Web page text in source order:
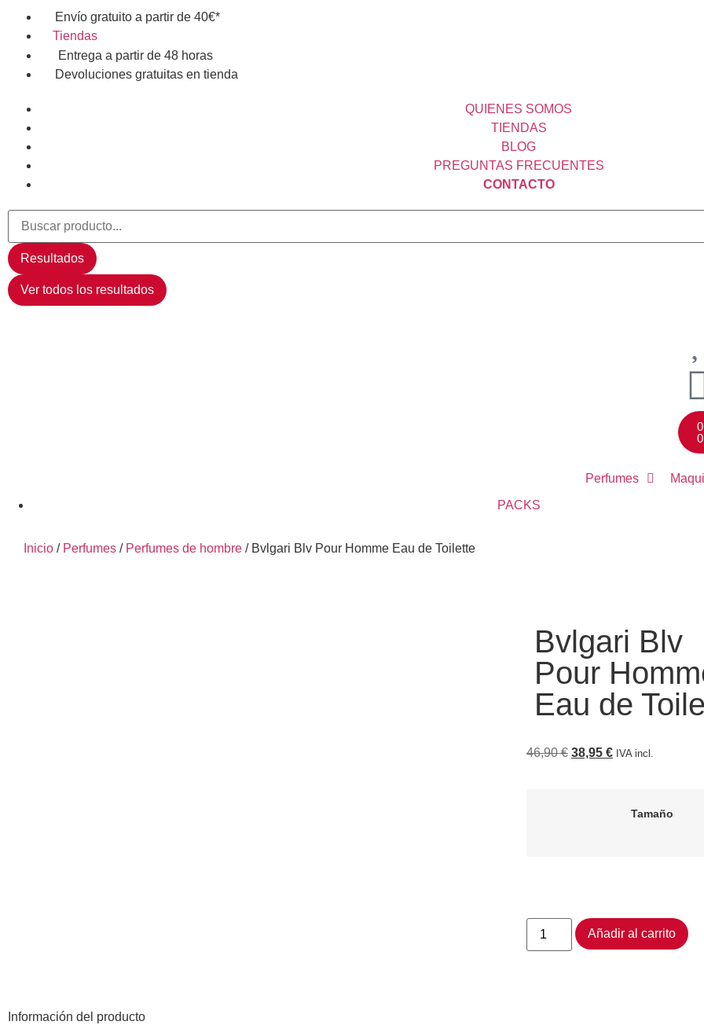
Envío gratuito a partir de 40€*
Tiendas
Entrega a partir de 48 horas
Devoluciones gratuitas en tienda
QUIENES SOMOS
TIENDAS
BLOG
PREGUNTAS FRECUENTES
CONTACTO
Resultados
Ver todos los resultados
0
Perfumes
PACKS
Inicio / Perfumes / Perfumes de hombre / Bvlgari Blv Pour Homme Eau de Toilette
Bvlgari Blv
Pour
Eau de
46,90€ 38,95 € IVA incl.
Tamaño
Añadir al carrito
Información del producto